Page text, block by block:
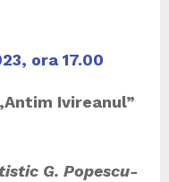
ora 17.00
Ivireanul”
G. Popescu-